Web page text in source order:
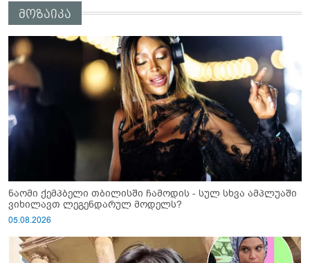
მოზაიკა
ნაომი ქემპბელი თბილისში ჩამოდის - სულ სხვა ამპლუაში
ვიხილავთ ლეგენდარულ მოდელს?
05.08.2026